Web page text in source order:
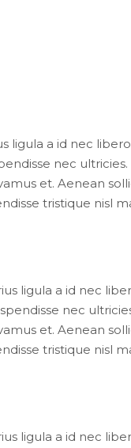
ligula a id nec
nec
et. Aenean
tristique nisl
ligula a id nec
nec
et. Aenean
tristique nisl
ligula a id nec